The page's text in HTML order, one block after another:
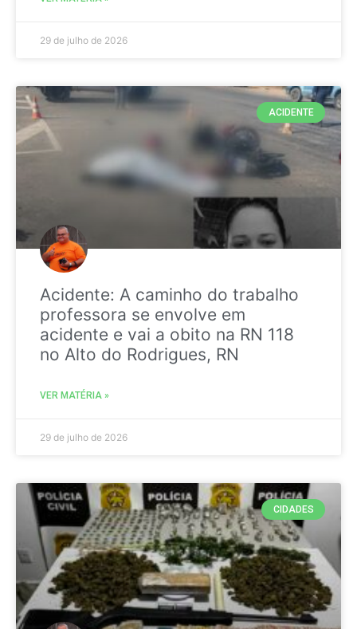
29 de julho de 2026
ACIDENTE
Acidente: A caminho do trabalho
professora se envolve em
acidente e vai a obito na RN 118
no Alto do Rodrigues, RN
VER MATÉRIA »
29 de julho de 2026
CIDADES